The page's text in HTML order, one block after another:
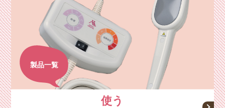
製品一覧
使う